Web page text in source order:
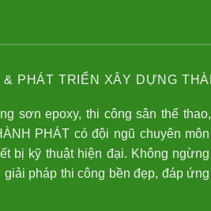
PHÁT TRIỂN XÂY DỰNG
sơn epoxy, thi công sân thể
PHÁT có đội ngũ chuyên
bị kỹ thuật hiện đại. Không
pháp thi công bền đẹp, đáp